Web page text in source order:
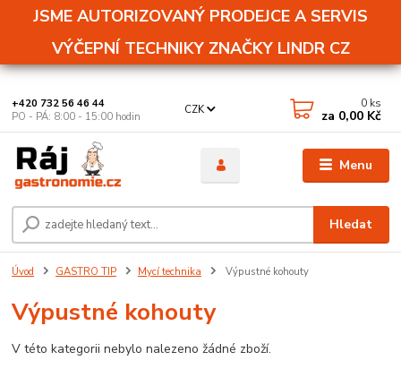
JSME AUTORIZOVANÝ PRODEJCE A SERVIS
VÝČEPNÍ TECHNIKY ZNAČKY LINDR CZ
Menu
CZK
Hledat
+420 732 56 46 44
PO - PÁ: 8:00 - 15:00 hodin
0 ks
za 0,00 Kč
Úvod GASTRO TIP Mycí technika Výpustné kohouty
Výpustné kohouty
V této kategorii nebylo nalezeno žádné zboží.